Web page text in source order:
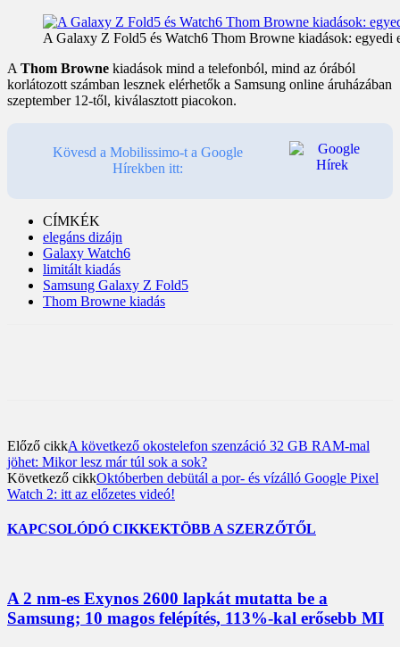
A Galaxy Z Fold5 és Watch6 Thom Browne kiadások: egyedi
A Thom Browne kiadások mind a telefonból, mind az órából
korlátozott számban lesznek elérhetők a Samsung online áruházában
szeptember 12-től, kiválasztott piacokon.
Kövesd a Mobilissimo-t a Google
Hírekben itt:
CÍMKÉK
elegáns dizájn
Galaxy Watch6
limitált kiadás
Samsung Galaxy Z Fold5
Thom Browne kiadás
Előző cikkA következő okostelefon szenzáció 32 GB RAM-mal
jöhet: Mikor lesz már túl sok a sok?
Következő cikkOktóberben debütál a por- és vízálló Google Pixel
Watch 2: itt az előzetes videó!
KAPCSOLÓDÓ CIKKEKTÖBB A SZERZŐTŐL
A 2 nm-es Exynos 2600 lapkát mutatta be a
Samsung; 10 magos felépítés, 113%-kal erősebb MI